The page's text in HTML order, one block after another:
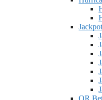
Jackpot
QR